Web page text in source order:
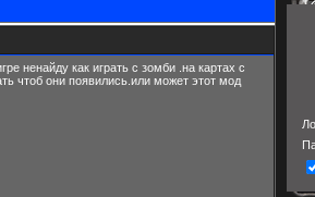
ненайду как играть с зомби .на картах с
чтоб они появились.или может этот мод